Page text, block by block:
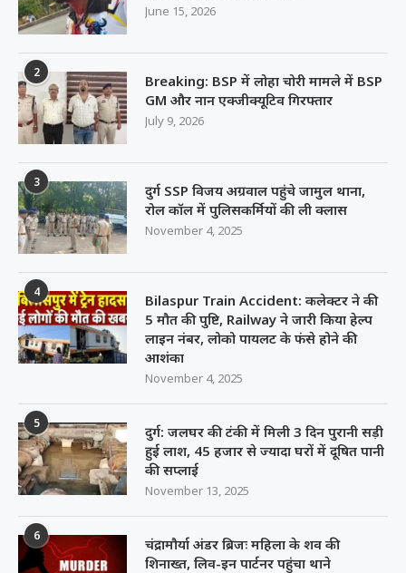
June 15, 2026
2
Breaking: BSP में लोहा चोरी मामले में BSP
GM और नान एक्जीक्यूटिव गिरफ्तार
July 9, 2026
3
दुर्ग SSP विजय अग्रवाल पहुंचे जामुल थाना,
रोल कॉल में पुलिसकर्मियों की ली क्लास
November 4, 2025
4
Bilaspur Train Accident: कलेक्टर ने की
5 मौत की पुष्टि, Railway ने जारी किया हेल्प
लाइन नंबर, लोको पायलट के फंसे होने की
आशंका
November 4, 2025
5
दुर्ग: जलघर की टंकी में मिली 3 दिन पुरानी सड़ी
हुई लाश, 45 हजार से ज्यादा घरों में दूषित पानी
की सप्लाई
November 13, 2025
6
चंद्रामौर्या अंडर ब्रिजः महिला के शव की
शिनाख्त, लिव-इन पार्टनर पहुंचा थाने